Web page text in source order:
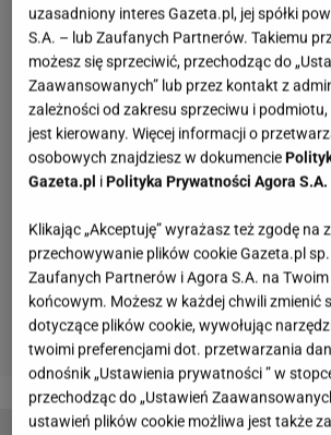
uzasadniony interes Gazeta.pl, jej spółki
S.A. – lub Zaufanych Partnerów. Takiemu
możesz się sprzeciwić, przechodząc do
Zaawansowanych” lub przez kontakt z
zależności od zakresu sprzeciwu i
jest kierowany. Więcej informacji o
osobowych znajdziesz w dokumencie
Gazeta.pl iPolityka Prywatności Agora S.A.
Klikając „Akceptuję” wyrażasz też zgodę na
przechowywanie plików cookie Gazeta.pl sp.
Zaufanych Partnerów i Agora S.A. na
końcowym. Możesz w każdej chwili zmienić
dotyczące plików cookie, wywołując
twoimi preferencjami dot. przetwarzania
odnośnik „Ustawienia prywatności ” w
przechodząc do „Ustawień
ustawień plików cookie możliwa jest także